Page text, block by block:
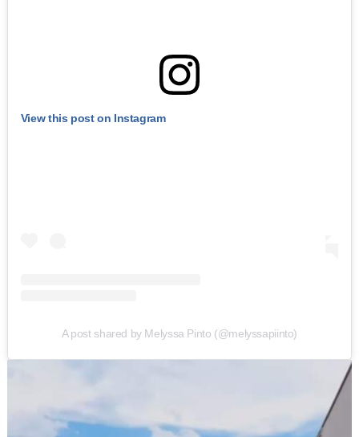
View this post on Instagram
A post shared by Melyssa Pinto (@melyssapiinto)